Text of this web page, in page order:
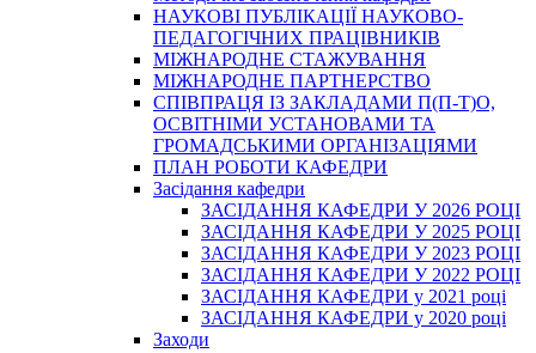
НАУКОВІ ПУБЛІКАЦІЇ НАУКОВО-
ПЕДАГОГІЧНИХ ПРАЦІВНИКІВ
МІЖНАРОДНЕ СТАЖУВАННЯ
МІЖНАРОДНЕ ПАРТНЕРСТВО
СПІВПРАЦЯ ІЗ ЗАКЛАДАМИ П(П-Т)О,
ОСВІТНІМИ УСТАНОВАМИ ТА
ГРОМАДСЬКИМИ ОРГАНІЗАЦІЯМИ
ПЛАН РОБОТИ КАФЕДРИ
Засідання кафедри
ЗАСІДАННЯ КАФЕДРИ У 2026 РОЦІ
ЗАСІДАННЯ КАФЕДРИ У 2025 РОЦІ
ЗАСІДАННЯ КАФЕДРИ У 2023 РОЦІ
ЗАСІДАННЯ КАФЕДРИ У 2022 РОЦІ
ЗАСІДАННЯ КАФЕДРИ у 2021 році
ЗАСІДАННЯ КАФЕДРИ у 2020 році
Заходи